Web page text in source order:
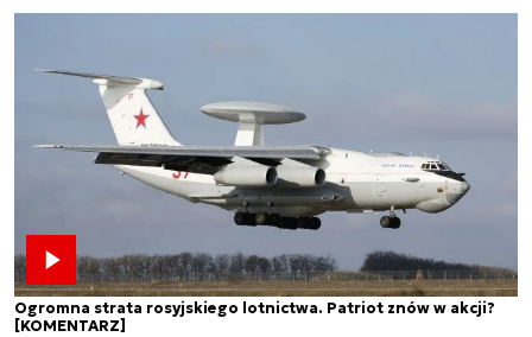
Ogromna strata rosyjskiego lotnictwa. Patriot znów w akcji?
[KOMENTARZ]